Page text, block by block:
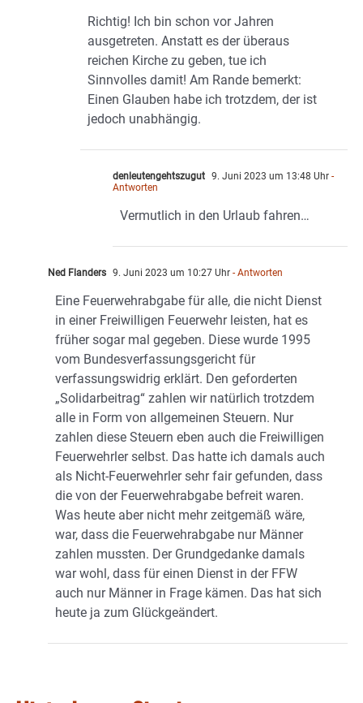
Richtig! Ich bin schon vor Jahren
ausgetreten. Anstatt es der überaus
reichen Kirche zu geben, tue ich
Sinnvolles damit! Am Rande bemerkt:
Einen Glauben habe ich trotzdem, der ist
jedoch unabhängig.
denleutengehtszugut 9. Juni 2023 um 13:48 Uhr -
Antworten
Vermutlich in den Urlaub fahren…
Ned Flanders 9. Juni 2023 um 10:27 Uhr - Antworten
Eine Feuerwehrabgabe für alle, die nicht Dienst
in einer Freiwilligen Feuerwehr leisten, hat es
früher sogar mal gegeben. Diese wurde 1995
vom Bundesverfassungsgericht für
verfassungswidrig erklärt. Den geforderten
„Solidarbeitrag“ zahlen wir natürlich trotzdem
alle in Form von allgemeinen Steuern. Nur
zahlen diese Steuern eben auch die Freiwilligen
Feuerwehrler selbst. Das hatte ich damals auch
als Nicht-Feuerwehrler sehr fair gefunden, dass
die von der Feuerwehrabgabe befreit waren.
Was heute aber nicht mehr zeitgemäß wäre,
war, dass die Feuerwehrabgabe nur Männer
zahlen mussten. Der Grundgedanke damals
war wohl, dass für einen Dienst in der FFW
auch nur Männer in Frage kämen. Das hat sich
heute ja zum Glückgeändert.